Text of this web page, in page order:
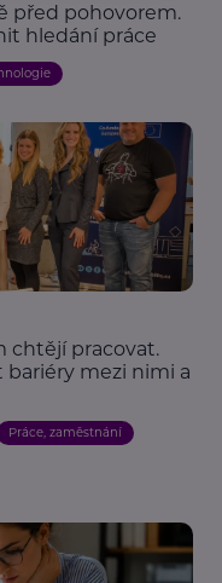
před pohovorem.
hledání práce
chtějí pracovat.
mezi nimi a
Práce, zaměstnání